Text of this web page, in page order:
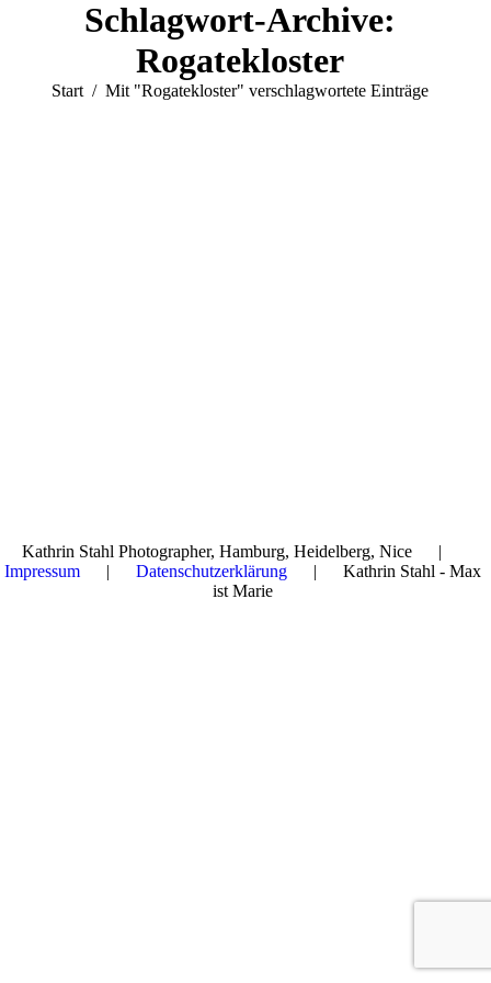
Schlagwort-Archive:
Rogatekloster
Sie befinden sich hier:
Start Mit "Rogatekloster" verschlagwortete Einträge
Kathrin Stahl Photographer, Hamburg, Heidelberg, Nice |
Impressum | Datenschutzerklärung | Kathrin Stahl - Max
ist Marie